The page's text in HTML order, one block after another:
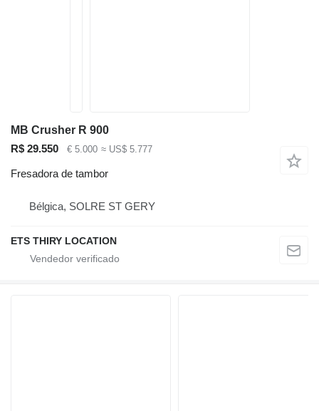
MB Crusher R 900
R$ 29.550
€ 5.000 ≈ US$ 5.777
Fresadora de tambor
Bélgica, SOLRE ST GERY
ETS THIRY LOCATION